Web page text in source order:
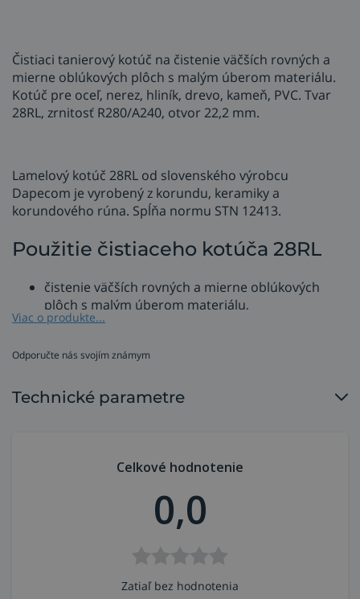
Čistiaci tanierový kotúč na čistenie väčších rovných a
mierne oblúkových plôch s malým úberom materiálu.
Kotúč pre oceľ, nerez, hliník, drevo, kameň, PVC. Tvar
28RL, zrnitosť R280/A240, otvor 22,2 mm.
Lamelový kotúč 28RL od slovenského výrobcu
Dapecom je vyrobený z korundu, keramiky a
korundového rúna. Spĺňa normu STN 12413.
Použitie čistiaceho kotúča 28RL
čistenie väčších rovných a mierne oblúkových
plôch s malým úberom materiálu,
oceľ, nerez, hliník, drevo, kameň (travertín), PVC,
tvarov povrchov, opalku, korózie, farieb, lakov,
Kotúč je možné použiť s elektrickou a
pneumatickou uhlovou brúskou s reguláciou otáčok.
Viac o produkte...
Odporučte nás svojím známym
Technické parametre
Celkové hodnotenie
0,0
Zatiaľ bez hodnotenia